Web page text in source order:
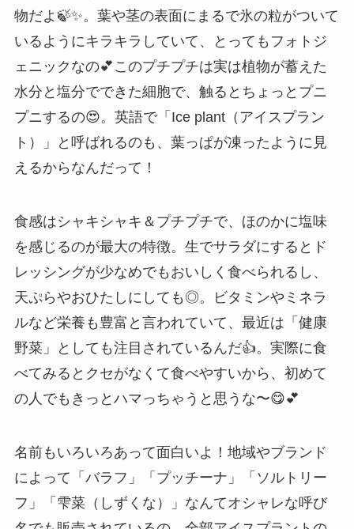
物だよ🍃✨。葉や茎の表面にまるで氷の粒がついて
いるようにキラキラしていて、とってもフォトジ
ェニックなの💕このプチプチは実は植物が蓄えた
水分と塩分でできた細胞で、触るとちょっとプニ
プニするの😍。英語で「Ice plant（アイスプラン
ト）」と呼ばれるのも、葉っぱが凍ったように見
えるからなんだって！
食感はシャキシャキ＆プチプチで、ほのかに塩味
を感じるのが最大の特徴。生でサラダにするとド
レッシングが少なめでもおいしく食べられるし、
天ぷらやおひたしにしても◎。ビタミンやミネラ
ルなど栄養も豊富と言われていて、最近は「健康
野菜」としても注目されているんだ👍。実際に食
べてみるとクセがなくて食べやすいから、初めて
の人でもきっとハマっちゃうと思うな〜😋💕
名前もいろいろあって面白いよ！地域やブランド
によって「バラフ」「プッチーナ」「ソルトリー
フ」「雫菜（しずくな）」なんてオシャレな呼び